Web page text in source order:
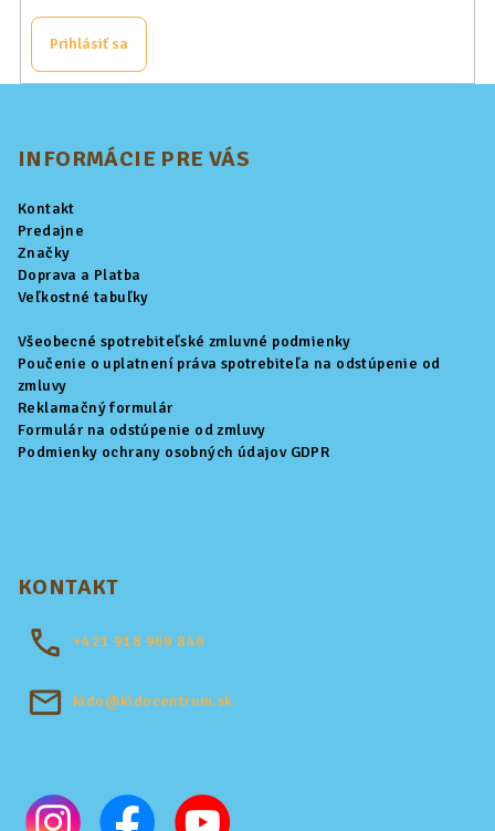
Prihlásiť sa
INFORMÁCIE PRE VÁS
Kontakt
Predajne
Značky
Doprava a Platba
Veľkostné tabuľky
Všeobecné spotrebiteľské zmluvné podmienky
Poučenie o uplatnení práva spotrebiteľa na odstúpenie od
zmluvy
Reklamačný formulár
Formulár na odstúpenie od zmluvy
Podmienky ochrany osobných údajov GDPR
KONTAKT
+421 918 969 846
kido@kidocentrum.sk